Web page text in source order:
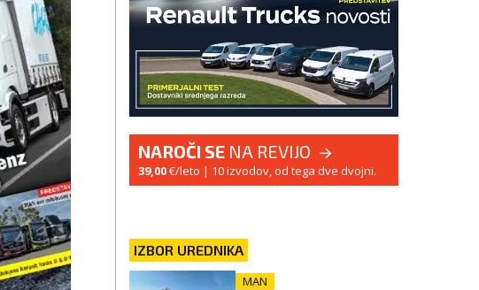
NAROČI SE NA REVIJO
39,00€/leto | 10 izvodov, od tega dve dvojni.
IZBOR UREDNIKA
MAN